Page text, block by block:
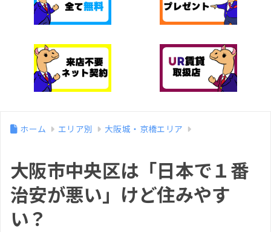
ホーム エリア別 大阪城・京橋エリア
大阪市中央区は「日本で１番
治安が悪い」けど住みやす
い？